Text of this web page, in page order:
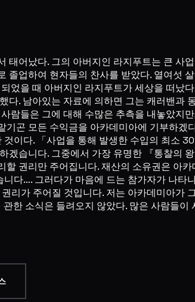
태어났다. 그의 아버지인 라지푸트는 큰 사
졸업하여 현자들의 찬사를 받았다. 열여섯
었을 때 아버지인 라지푸트가 세상을 떠
다. 남아있는 자료에 의하면 그는 캐러밴과
람들은 그에 대해 수많은 추측을 내놓았지
기곤 모든 수익금을 아카데미아에 기부하
것이다. 「사업을 통해 발생한 수입의 최소
겠습니다. 그중에서 가장 유명한 『통찰의
할 권리만 주어집니다. 재산의 소유권은 아
다…. 그러다가 마음에 드는 참가자가 나
리가 주어질 것입니다. 저는 아카데미아
한 소식은 들려오지 않았다. 많은 사람들